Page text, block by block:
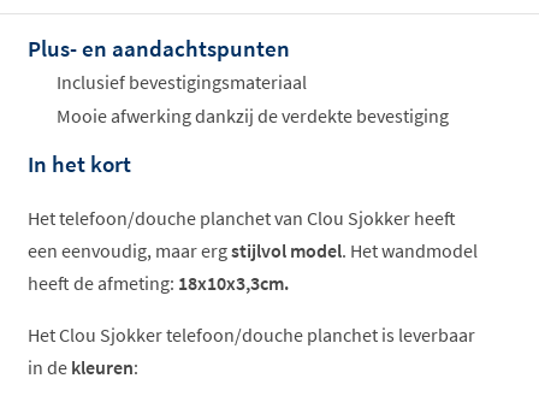
Offertes
ophalen...
Plus- en aandachtspunten
Inclusief bevestigingsmateriaal
Mooie afwerking dankzij de verdekte bevestiging
In het kort
Het telefoon/douche planchet van Clou Sjokker heeft
een eenvoudig, maar ergstijlvol model. Het wandmodel
heeft de afmeting: 18x10x3,3cm.
Het Clou Sjokker telefoon/douche planchet is leverbaar
in de kleuren: